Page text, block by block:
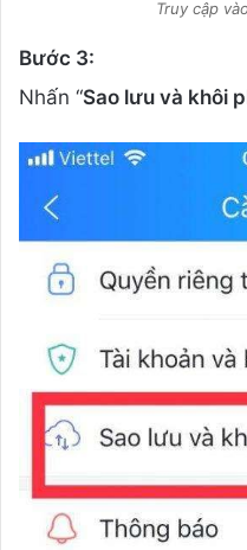
Truy cập
Bước 3:
Nhấn “Sao lưu và khôi